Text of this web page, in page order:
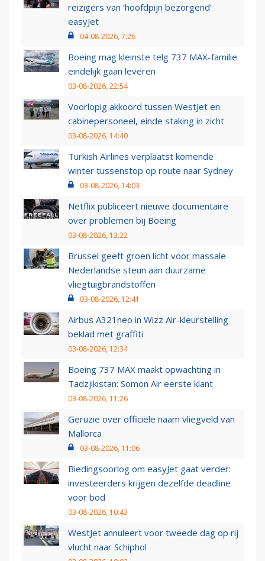
reizigers van ‘hoofdpijn bezorgend’
easyJet
04-08-2026, 7:26
Boeing mag kleinste telg 737 MAX-familie
eindelijk gaan leveren
03-08-2026, 22:54
Voorlopig akkoord tussen WestJet en
cabinepersoneel, einde staking in zicht
03-08-2026, 14:40
Turkish Airlines verplaatst komende
winter tussenstop op route naar Sydney
03-08-2026, 14:03
Netflix publiceert nieuwe documentaire
over problemen bij Boeing
03-08-2026, 13:22
Brussel geeft groen licht voor massale
Nederlandse steun aan duurzame
vliegtuigbrandstoffen
03-08-2026, 12:41
Airbus A321neo in Wizz Air-kleurstelling
beklad met graffiti
03-08-2026, 12:34
Boeing 737 MAX maakt opwachting in
Tadzjikistan: Somon Air eerste klant
03-08-2026, 11:26
Geruzie over officiële naam vliegveld van
Mallorca
03-08-2026, 11:06
Biedingsoorlog om easyJet gaat verder:
investeerders krijgen dezelfde deadline
voor bod
03-08-2026, 10:43
WestJet annuleert voor tweede dag op rij
vlucht naar Schiphol